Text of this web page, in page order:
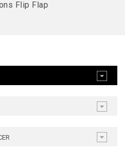
Flip Flap